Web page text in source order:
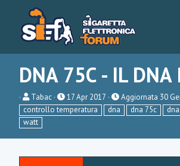
DNA 75C - IL DNA
A
u
t
o
Tabac
P
u
b
17 Apr 2017 Aggiornata 30
controllo temperatura
dna dna 75c
watt